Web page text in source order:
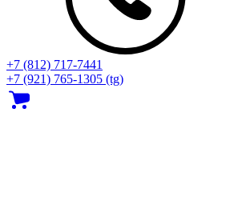
+7 (812) 717‑7441
+7 (921) 765-1305 (tg)